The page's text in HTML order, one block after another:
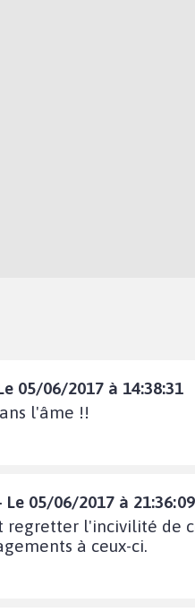
05/06/2017 à 14:38:31
l'âme !!
Le 05/06/2017 à 21:36:09
regretter l'incivilité de
à ceux-ci.